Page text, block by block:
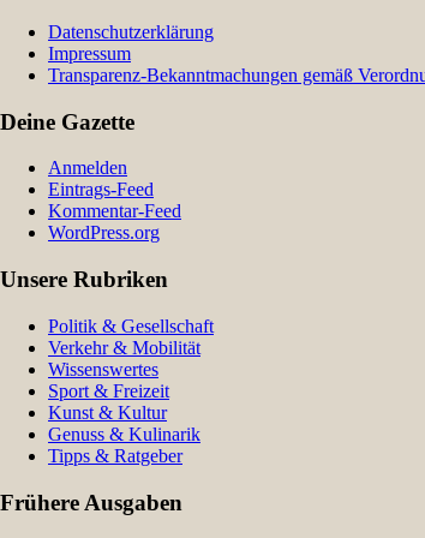
Datenschutzerklärung
Impressum
Transparenz-Bekanntmachungen gemäß
Deine Gazette
Anmelden
Eintrags-Feed
Kommentar-Feed
WordPress.org
Unsere Rubriken
Politik & Gesellschaft
Verkehr & Mobilität
Wissenswertes
Sport & Freizeit
Kunst & Kultur
Genuss & Kulinarik
Tipps & Ratgeber
Frühere Ausgaben